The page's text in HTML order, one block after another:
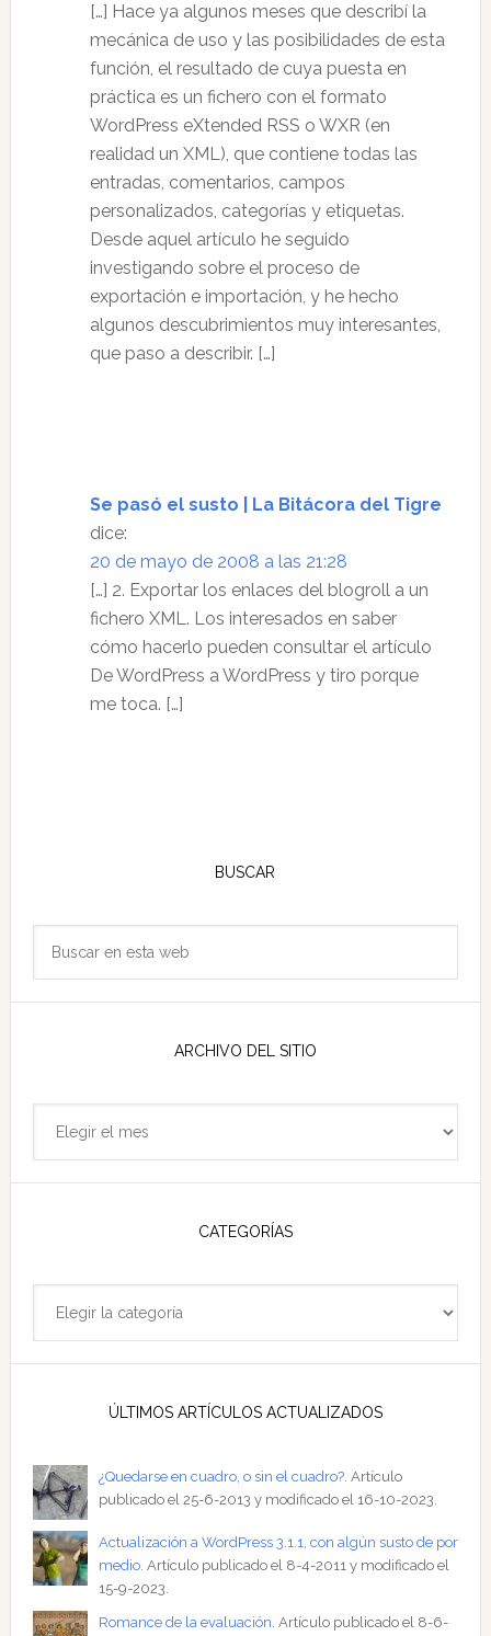
[…] Hace ya algunos meses que describí la
mecánica de uso y las posibilidades de esta
función, el resultado de cuya puesta en
práctica es un fichero con el formato
WordPress eXtended RSS o WXR (en
realidad un XML), que contiene todas las
entradas, comentarios, campos
personalizados, categorías y etiquetas.
Desde aquel artículo he seguido
investigando sobre el proceso de
exportación e importación, y he hecho
algunos descubrimientos muy interesantes,
que paso a describir. […]
Se pasó el susto | La Bitácora del Tigre
dice:
20 de mayo de 2008 a las 21:28
[…] 2. Exportar los enlaces del blogroll a un
fichero XML. Los interesados en saber
cómo hacerlo pueden consultar el artículo
De WordPress a WordPress y tiro porque
me toca. […]
principal
BUSCAR
ARCHIVO DEL SITIO
CATEGORÍAS
ÚLTIMOS ARTÍCULOS ACTUALIZADOS
¿Quedarse en cuadro, o sin el cuadro?. Artículo
publicado el 25-6-2013 y modificado el 16-10-2023.
Actualización a WordPress 3.1.1, con algún susto de por
medio. Artículo publicado el 8-4-2011 y modificado el
15-9-2023.
Romance de la evaluación. Artículo publicado el 8-6-